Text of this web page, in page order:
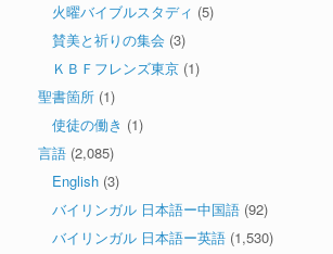
火曜バイブルスタディ (5)
賛美と祈りの集会 (3)
ＫＢＦフレンズ東京 (1)
聖書箇所 (1)
使徒の働き (1)
言語 (2,085)
English (3)
バイリンガル 日本語ー中国語 (92)
バイリンガル 日本語ー英語 (1,530)